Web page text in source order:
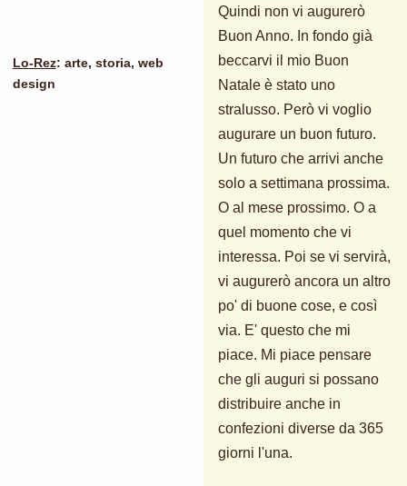
Lo-Rez: arte, storia, web
design
Quindi non vi augurerò
Buon Anno. In fondo già
beccarvi il mio Buon
Natale è stato uno
stralusso. Però vi voglio
augurare un buon futuro.
Un futuro che arrivi anche
solo a settimana prossima.
O al mese prossimo. O a
quel momento che vi
interessa. Poi se vi servirà,
vi augurerò ancora un altro
po' di buone cose, e così
via. E' questo che mi
piace. Mi piace pensare
che gli auguri si possano
distribuire anche in
confezioni diverse da 365
giorni l'una.